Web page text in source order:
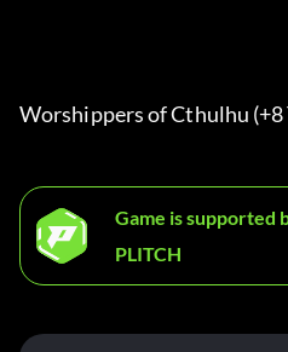
Worshippers of Cthulhu (+8
Game is supported
PLITCH